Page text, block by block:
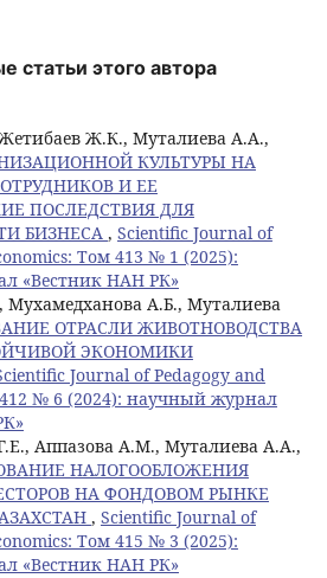
статьи этого автора
Ж.К., Муталиева А.А.,
КУЛЬТУРЫ НА
И ЕЕ
ПОСЛЕДСТВИЯ ДЛЯ
БИЗНЕСА , Scientific Journal of
Том 413 № 1 (2025):
«Вестник НАН РК»
Мухамедханова А.Б., Муталиева
ОТРАСЛИ ЖИВОТНОВОДСТВА
ЭКОНОМИКИ
Journal of Pedagogy and
№ 6 (2024): научный журнал
Аппазова А.М., Муталиева А.А.,
НАЛОГООБЛОЖЕНИЯ
НА ФОНДОВОМ РЫНКЕ
, Scientific Journal of
Том 415 № 3 (2025):
«Вестник НАН РК»